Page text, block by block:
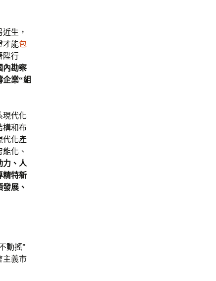
生，
才能包
陞行
內勘察
企業“組
現代化
構和布
代化產
化、
力、人
精特新
展、
動搖”
主義市